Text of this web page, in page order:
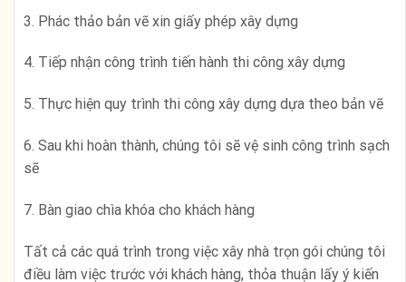
3. Phác thảo bản vẽ xin giấy phép xây dựng
4. Tiếp nhận công trình tiến hành thi công xây dựng
5. Thực hiện quy trình thi công xây dựng dựa theo bản vẽ
6. Sau khi hoàn thành, chúng tôi sẽ vệ sinh công trình sạch
sẽ
7. Bàn giao chìa khóa cho khách hàng
Tất cả các quá trình trong việc xây nhà trọn gói chúng tôi
điều làm việc trước với khách hàng, thỏa thuận lấy ý kiến